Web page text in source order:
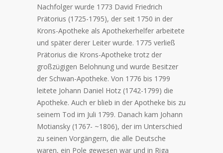
Nachfolger wurde 1773 David Friedrich
Prätorius (1725-1795), der seit 1750 in der
Krons-Apotheke als Apothekerhelfer arbeitete
und später derer Leiter wurde. 1775 verließ
Prätorius die Krons-Apotheke trotz der
großzügigen Belohnung und wurde Besitzer
der Schwan-Apotheke. Von 1776 bis 1799
leitete Johann Daniel Hotz (1742-1799) die
Apotheke. Auch er blieb in der Apotheke bis zu
seinem Tod im Juli 1799. Danach kam Johann
Motiansky (1767- ~1806), der im Unterschied
zu seinen Vorgängern, die alle Deutsche
waren, ein Pole gewesen war und in Riga